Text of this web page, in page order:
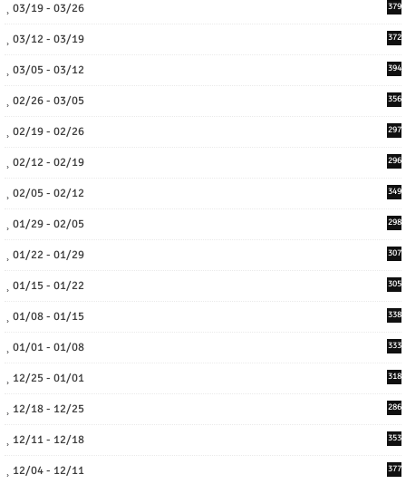
03/19 - 03/26 379
03/12 - 03/19 372
03/05 - 03/12 394
02/26 - 03/05 356
02/19 - 02/26 297
02/12 - 02/19 296
02/05 - 02/12 349
01/29 - 02/05 298
01/22 - 01/29 307
01/15 - 01/22 305
01/08 - 01/15 338
01/01 - 01/08 333
12/25 - 01/01 318
12/18 - 12/25 286
12/11 - 12/18 353
12/04 - 12/11 377